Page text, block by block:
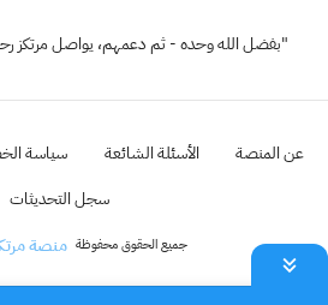
"بفضل الله وحده - ثم دعمهم، يواصل مرتكز
عن المنصة الأسئلة الشائعة سياسة
سجل التحديثات
جميع الحقوق محفوظة منصة